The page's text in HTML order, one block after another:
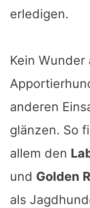
erledigen.
Kein Wunder
anderen
glänzen. So
allem den
und Golden
als